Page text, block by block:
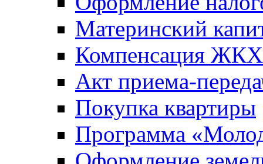
Материнский
Компенсация ЖКХ
Акт приема-
Покупка квартиры
Программа